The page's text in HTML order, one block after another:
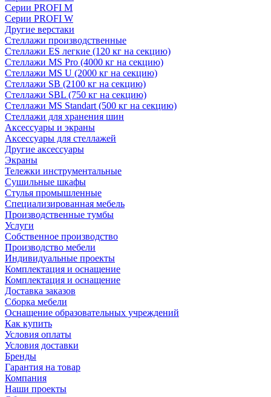
Серии PROFI M
Серии PROFI W
Другие верстаки
Стеллажи производственные
Стеллажи ES легкие (120 кг на секцию)
Стеллажи MS Pro (4000 кг на секцию)
Стеллажи MS U (2000 кг на секцию)
Стеллажи SB (2100 кг на секцию)
Стеллажи SBL (750 кг на секцию)
Стеллажи MS Standart (500 кг на секцию)
Стеллажи для хранения шин
Аксессуары и экраны
Аксессуары для стеллажей
Другие аксессуары
Экраны
Тележки инструментальные
Сушильные шкафы
Стулья промышленные
Специализированная мебель
Производственные тумбы
Услуги
Собственное производство
Производство мебели
Индивидуальные проекты
Комплектация и оснащение
Комплектация и оснащение
Доставка заказов
Сборка мебели
Оснащение образовательных учреждений
Как купить
Условия оплаты
Условия доставки
Бренды
Гарантия на товар
Компания
Наши проекты